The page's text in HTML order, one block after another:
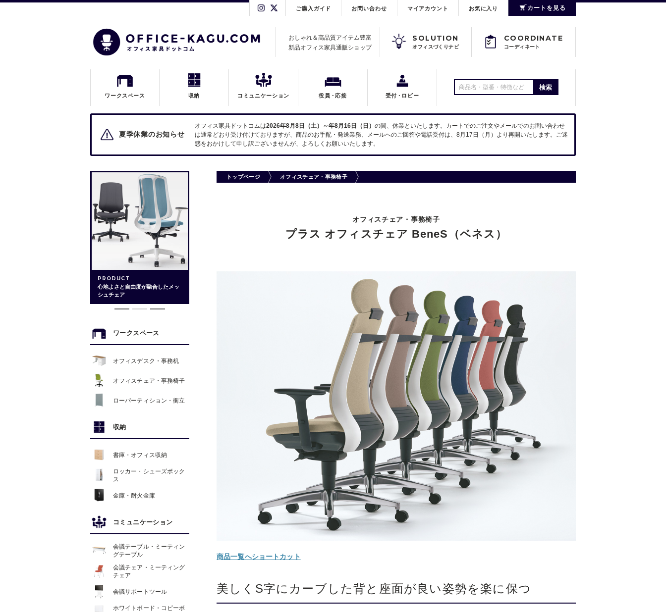
おしゃれ＆高品質アイテム豊富
新品オフィス家具通販ショップ
カートを見る
ご購入ガイド お問い合わせ マイアカウント お気に入り
ワークスペース 収納 コミュニケーション 役員 ・応接 受付・ ロビー
検索
SOLUTION
オフィスづくりナビ
COORDINATE
コーディネート
夏季休業のお知らせ
オフィス家具ドットコムは2026年8月8日（土）～年8月16日（日） の間、休業といたします。カートでのご注文やメールでのお問い合わせ
は通常どおり受け付けておりますが、商品のお手配・発送業務、メールへのご回答や電話受付は、8月17日（月）より再開いたします。ご迷
惑をおかけして申し訳ございませんが、よろしくお願いいたします。
トップページ オフィスチェア・事務椅子
オフィスチェア・事務椅子
プラス オフィスチェア BeneS（ベネス）
商品一覧へショートカット
美しくS字にカーブした背と座面が良い姿勢を楽に保つ
PRODUCT
天板の継ぎ目が目立たない、美し
いデザイン
ワークスペース
オフィスデスク・事務机
オフィスチェア・事務椅子
ローパーティション・衝立
収納
書庫・オフィス収納
ロッカー・シューズボック
ス
金庫・耐火金庫
コミュニケーション
会議テーブル・ミーティン
グテーブル
会議チェア・ミーティング
チェア
会議サポートツール
ホワイトボード・コピーボ